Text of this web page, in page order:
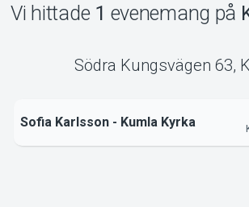
MyTickster
Support
Vi hittade 1 evenemang på
Södra Kungsvägen 63,
Sofia Karlsson - Kumla Kyrka